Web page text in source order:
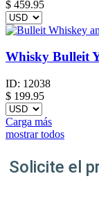
$ 459.95
Whisky Bulleit
ID: 12038
$ 199.95
Carga más
mostrar todos
Solicite el